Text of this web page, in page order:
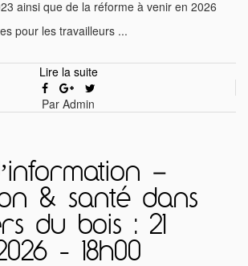
ainsi que de la réforme à venir en 2026
pour les travailleurs ...
Lire la suite
Par Admin
–
& santé dans
du bois : 21
- 18h00